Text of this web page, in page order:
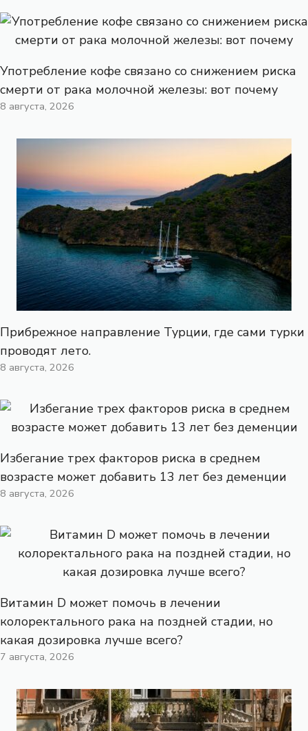
Употребление кофе связано со снижением риска
смерти от рака молочной железы: вот почему
8 августа, 2026
Прибрежное направление Турции, где сами турки
проводят лето.
8 августа, 2026
Избегание трех факторов риска в среднем
возрасте может добавить 13 лет без деменции
8 августа, 2026
Витамин D может помочь в лечении
колоректального рака на поздней стадии, но
какая дозировка лучше всего?
7 августа, 2026